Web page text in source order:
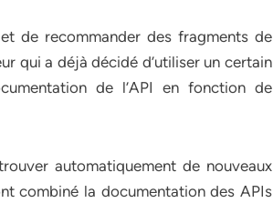
de recommander des fragments de
qui a déjà décidé d’utiliser un certain
de l’API en fonction de
automatiquement de nouveaux
combiné la documentation des APIs